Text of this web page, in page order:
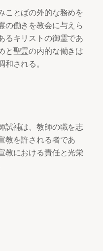
とばの外的な務めを
の働きを教会に与えら
るキリストの御霊であ
と聖霊の内的な働きは
される。
補は、教師の職を志
教を許される者であ
教における責任と光栄